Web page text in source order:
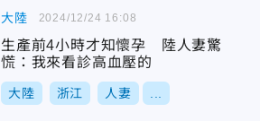
大陸
生產前4小時才知懷孕 陸人妻驚
慌：我來看診高血壓的
大陸 浙江 人妻
2024/12/24 16:08